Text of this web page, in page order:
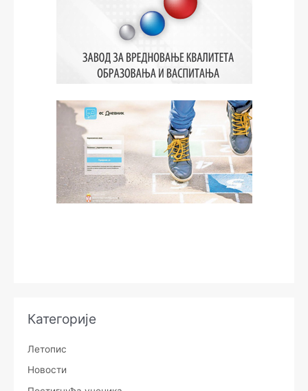
Категорије
Летопис
Новости